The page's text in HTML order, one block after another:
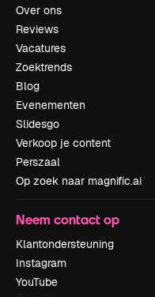
Over ons
Reviews
Vacatures
Zoektrends
Blog
Evenementen
Slidesgo
Verkoop je content
Perszaal
Op zoek naar magnific.ai
Neem contact op
Klantondersteuning
Instagram
YouTube